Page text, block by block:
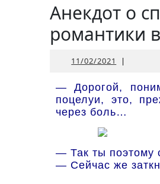
Анекдот о
романтики
11/02/2021 11/02/2021
|
— Дорогой,
поцелуи, это,
через боль…
— Так ты поэтому
— Сейчас же